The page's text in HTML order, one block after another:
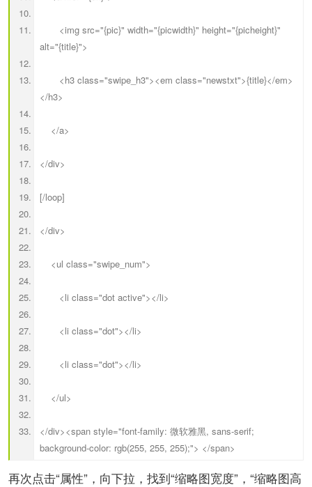
<img src="{pic}" width="{picwidth}" height="{picheight}"
alt="{title}">
<h3 class="swipe_h3"><em class="newstxt">{title}</em>
</h3>
</a>
</div>
[/loop]
</div>
<ul class="swipe_num">
<li class="dot active"></li>
<li class="dot"></li>
<li class="dot"></li>
</ul>
</div><span style="font-family: 微软雅黑, sans-serif;
background-color: rgb(255, 255, 255);"> </span>
再次点击“属性”，向下拉，找到“缩略图宽度”，“缩略图高